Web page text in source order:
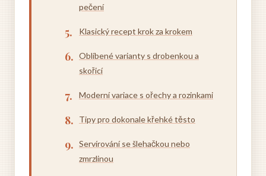
pečení
Klasický recept krok za krokem
Oblíbené varianty s drobenkou a
skořicí
Moderní variace s ořechy a rozinkami
Tipy pro dokonale křehké těsto
Servírování se šlehačkou nebo
zmrzlinou